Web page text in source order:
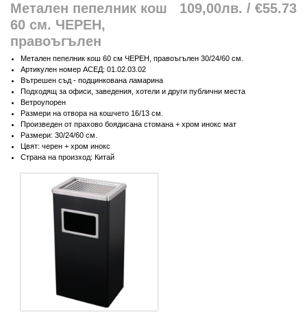
109,00лв. / €55.73
Метален пепелник кош
60 см. ЧЕРЕН,
правоъгълен
Метален пепелник кош 60 см ЧЕРЕН, правоъгълен 30/24/60 см.
Артикулен номер АСЕД: 01.02.03.02
Вътрешен съд - подцинкована ламарина
Подходящ за офиси, заведения, хотели и други публични места
Ветроупорен
Размери на отвора на кошчето 16/13 см.
Произведен от прахово боядисана стомана + хром инокс мат
Размери: 30/24/60 см.
Цвят: черен + хром инокс
Страна на произход: Китай